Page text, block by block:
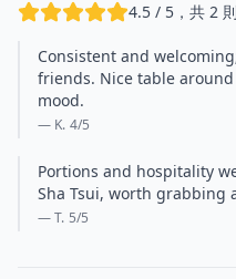
4.5 / 5，共 2
Consistent and
friends. Nice table around
mood.
— K. 4/5
Portions and hospitality
Sha Tsui, worth grabbing
— T. 5/5